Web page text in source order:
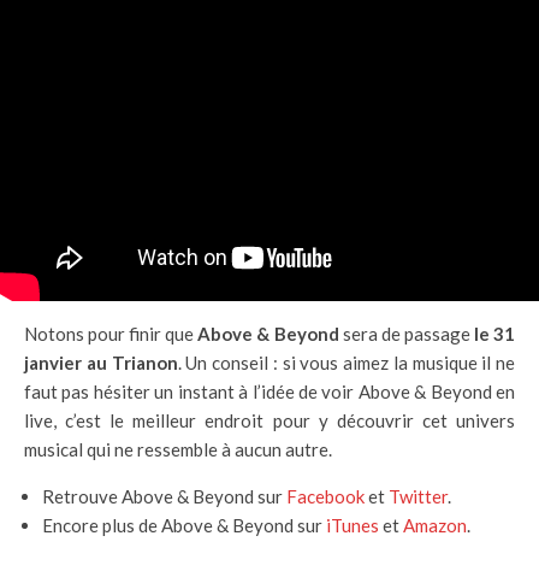
Notons pour finir queAbove & Beyond sera de passage le 31
janvier au Trianon. Un conseil : si vous aimez la musique il ne
faut pas hésiter un instant à l’idée de voir Above & Beyond en
live, c’est le meilleur endroit pour y découvrir cet univers
musical qui ne ressemble à aucun autre.
Retrouve Above & Beyond sur Facebooket Twitter.
Encore plus de Above & Beyond sur iTunes etAmazon.